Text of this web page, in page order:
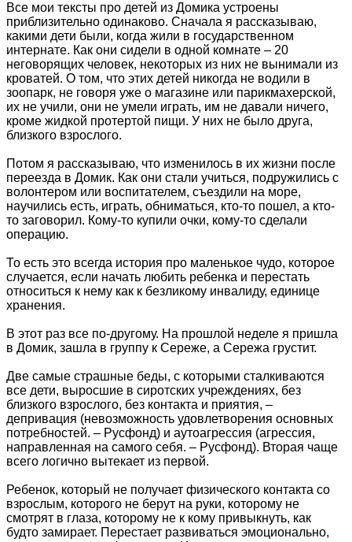
Все мои тексты про детей из Домика устроены
приблизительно одинаково. Сначала я рассказываю,
какими дети были, когда жили в государственном
интернате. Как они сидели в одной комнате – 20
неговорящих человек, некоторых из них не вынимали из
кроватей. О том, что этих детей никогда не водили в
зоопарк, не говоря уже о магазине или парикмахерской,
их не учили, они не умели играть, им не давали ничего,
кроме жидкой протертой пищи. У них не было друга,
близкого взрослого.
Потом я рассказываю, что изменилось в их жизни после
переезда в Домик. Как они стали учиться, подружились с
волонтером или воспитателем, съездили на море,
научились есть, играть, обниматься, кто-то пошел, а кто-
то заговорил. Кому-то купили очки, кому-то сделали
операцию.
То есть это всегда история про маленькое чудо, которое
случается, если начать любить ребенка и перестать
относиться к нему как к безликому инвалиду, единице
хранения.
В этот раз все по-другому. На прошлой неделе я пришла
в Домик, зашла в группу к Сереже, а Сережа грустит.
Две самые страшные беды, с которыми сталкиваются
все дети, выросшие в сиротских учреждениях, без
близкого взрослого, без контакта и приятия, –
депривация (невозможность удовлетворения основных
потребностей. – Русфонд) и аутоагрессия (агрессия,
направленная на самого себя. – Русфонд). Вторая чаще
всего логично вытекает из первой.
Ребенок, который не получает физического контакта со
взрослым, которого не берут на руки, которому не
смотрят в глаза, которому не к кому привыкнуть, как
будто замирает. Перестает развиваться эмоционально,